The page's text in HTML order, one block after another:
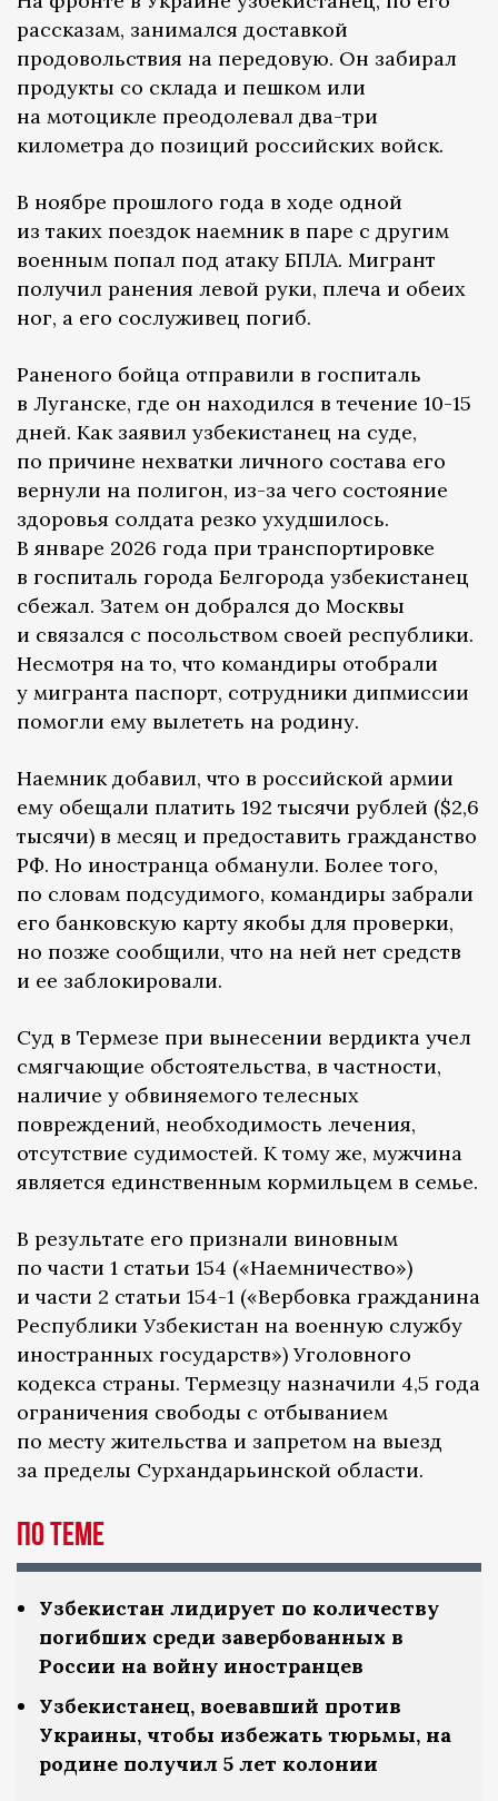
рассказам, занимался доставкой
продовольствия на передовую. Он забирал
продукты со склада и пешком или
на мотоцикле преодолевал два-три
километра до позиций российских войск.
В ноябре прошлого года в ходе одной
из таких поездок наемник в паре с другим
военным попал под атаку БПЛА. Мигрант
получил ранения левой руки, плеча и обеих
ног, а его сослуживец погиб.
Раненого бойца отправили в госпиталь
в Луганске, где он находился в течение 10-15
дней. Как заявил узбекистанец на суде,
по причине нехватки личного состава его
вернули на полигон, из-за чего состояние
здоровья солдата резко ухудшилось.
В январе 2026 года при транспортировке
в госпиталь города Белгорода узбекистанец
сбежал. Затем он добрался до Москвы
и связался с посольством своей республики.
Несмотря на то, что командиры отобрали
у мигранта паспорт, сотрудники дипмиссии
помогли ему вылететь на родину.
Наемник добавил, что в российской армии
ему обещали платить 192 тысячи рублей ($2,6
тысячи) в месяц и предоставить гражданство
РФ. Но иностранца обманули. Более того,
по словам подсудимого, командиры забрали
его банковскую карту якобы для проверки,
но позже сообщили, что на ней нет средств
и ее заблокировали.
Суд в Термезе при вынесении вердикта учел
смягчающие обстоятельства, в частности,
наличие у обвиняемого телесных
повреждений, необходимость лечения,
отсутствие судимостей. К тому же, мужчина
является единственным кормильцем в семье.
В результате его признали виновным
по части 1 статьи 154 («Наемничество»)
и части 2 статьи 154-1 («Вербовка гражданина
Республики Узбекистан на военную службу
иностранных государств») Уголовного
кодекса страны. Термезцу назначили 4,5 года
ограничения свободы с отбыванием
по месту жительства и запретом на выезд
за пределы Сурхандарьинской области.
По теме
Узбекистан лидирует по количеству
погибших среди завербованных в
России на войну иностранцев
Узбекистанец, воевавший против
Украины, чтобы избежать тюрьмы, на
родине получил 5 лет колонии